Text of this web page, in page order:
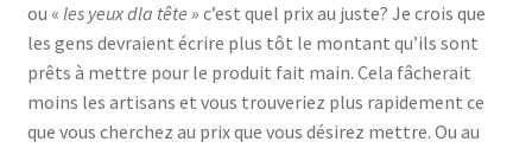
ou « les yeux dla tête » c’est quel prix au juste? Je crois que
les gens devraient écrire plus tôt le montant qu’ils sont
prêts à mettre pour le produit fait main. Cela fâcherait
moins les artisans et vous trouveriez plus rapidement ce
que vous cherchez au prix que vous désirez mettre. Ou au